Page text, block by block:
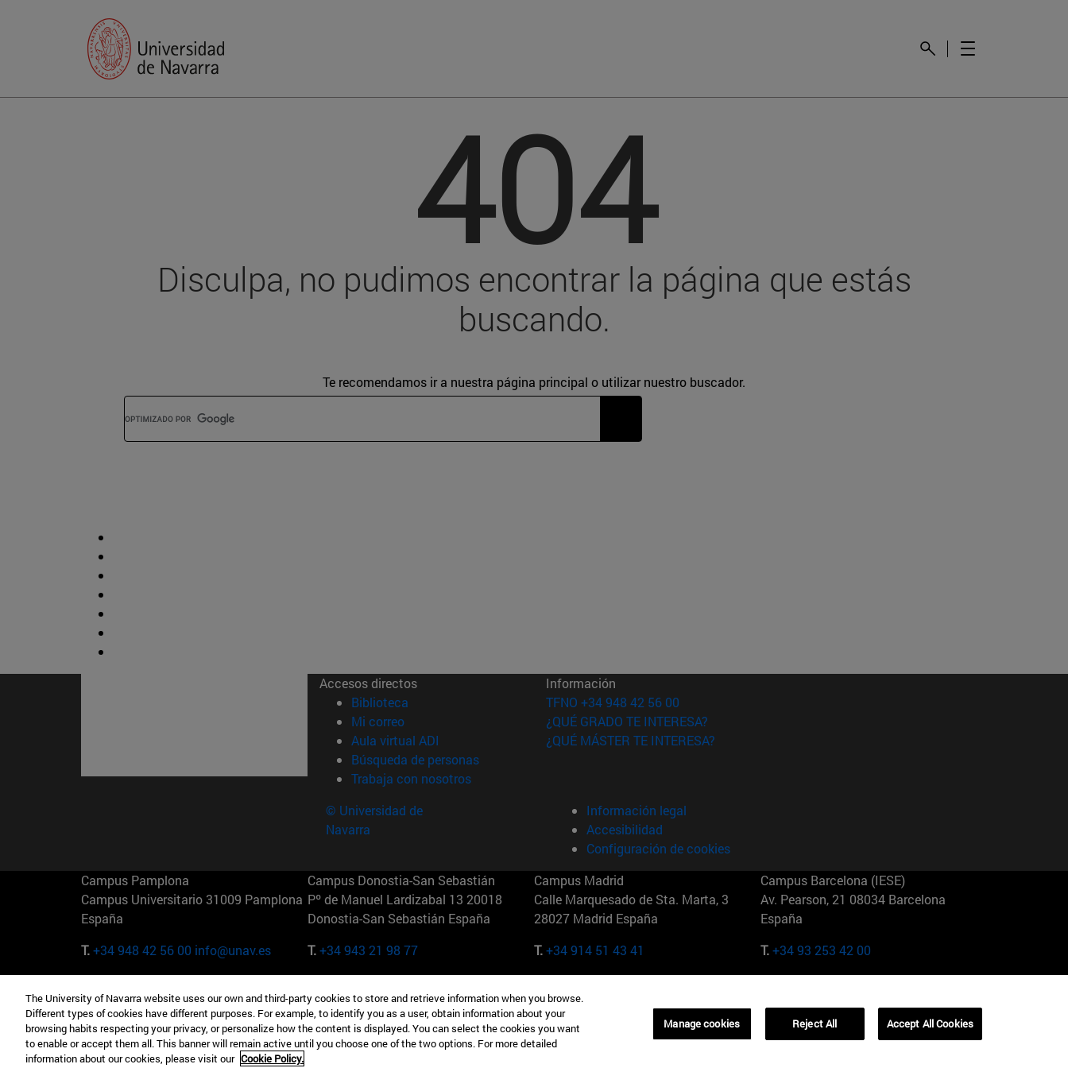
404
Disculpa, no pudimos encontrar la página que estás
buscando.
Te recomendamos ir a nuestra página principal o utilizar nuestro buscador.
Accesos directos
Biblioteca (abre en nueva ventana)
Mi correo(abre en nueva ventana)
Aula virtual ADI (abre en nueva ventana)
Búsqueda de personas(abre en nueva ventana)
Trabaja con nosotros(abre en nueva ventana)
Información
TFNO +34 948 42 56 00
¿QUÉ GRADO TE INTERESA?
¿QUÉ MÁSTER TE INTERESA?
© Universidad de
Navarra
Información legal
Accesibilidad
Configuración de cookies
Campus Pamplona
Campus Universitario 31009 Pamplona
España
T.+34 948 42 56 00 info@unav.es
Campus Donostia-San Sebastián
Pº de Manuel Lardizabal 13 20018
Donostia-San Sebastián España
T.+34 943 21 98 77
Campus Madrid
Calle Marquesado de Sta. Marta, 3
28027 Madrid España
T.+34 914 51 43 41
Campus Barcelona (IESE)
Av. Pearson, 21 08034 Barcelona
España
T.+34 93 253 42 00
Camino del Cerro Águila 3 28023
Madrid España
T.+34 912 11 30 00
165 W 57th St 10019-2201 Nueva York
EE.UU
T.+1 646 346 8850
Maria-Theresia-Straße 15 81675
Múnich Alemania
T.+49 89 24209790
01321001 Bela Vista Brasil
The University of Navarra website uses our own and third-party cookies to store and retrieve information when you browse.
Different types of cookies have different purposes. For example, to identify you as a user, obtain information about your
browsing habits respecting your privacy, or personalize how the content is displayed. You can select the cookies you want
to enable or accept them all. This banner will remain active until you choose one of the two options. For more detailed
information about our cookies, please visit our Cookie Policy.
Manage cookies Reject All Accept All Cookies